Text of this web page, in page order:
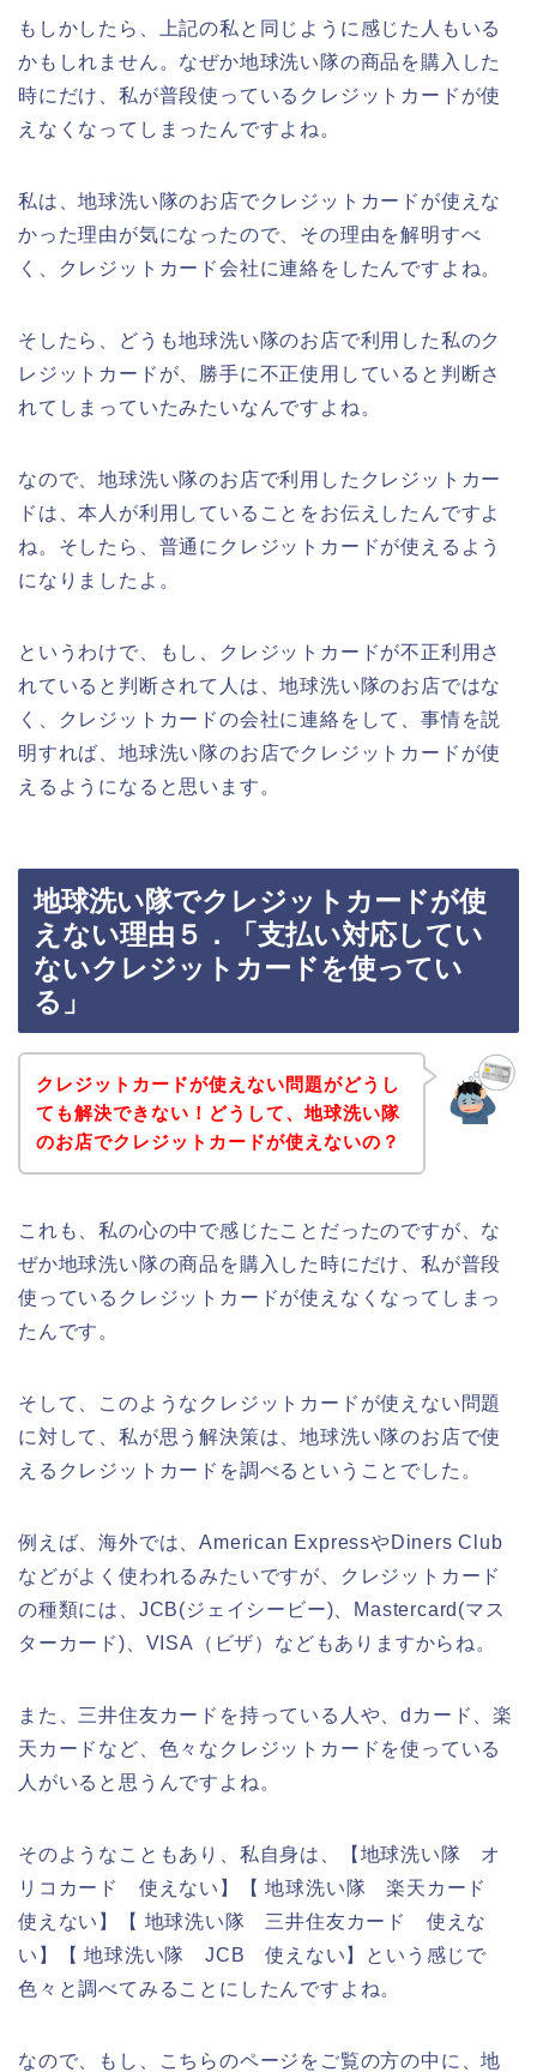
もしかしたら、上記の私と同じように感じた人もいる
かもしれません。なぜか地球洗い隊の商品を購入した
時にだけ、私が普段使っているクレジットカードが使
えなくなってしまったんですよね。
私は、地球洗い隊のお店でクレジットカードが使えな
かった理由が気になったので、その理由を解明すべ
く、クレジットカード会社に連絡をしたんですよね。
そしたら、どうも地球洗い隊のお店で利用した私のク
レジットカードが、勝手に不正使用していると判断さ
れてしまっていたみたいなんですよね。
なので、地球洗い隊のお店で利用したクレジットカー
ドは、本人が利用していることをお伝えしたんですよ
ね。そしたら、普通にクレジットカードが使えるよう
になりましたよ。
というわけで、もし、クレジットカードが不正利用さ
れていると判断されて人は、地球洗い隊のお店ではな
く、クレジットカードの会社に連絡をして、事情を説
明すれば、地球洗い隊のお店でクレジットカードが使
えるようになると思います。
地球洗い隊でクレジットカードが使
えない理由５．「支払い対応してい
ないクレジットカードを使ってい
る」
クレジットカードが使えない問題がどうし
ても解決できない！どうして、地球洗い隊
のお店でクレジットカードが使えないの？
これも、私の心の中で感じたことだったのですが、な
ぜか地球洗い隊の商品を購入した時にだけ、私が普段
使っているクレジットカードが使えなくなってしまっ
たんです。
そして、このようなクレジットカードが使えない問題
に対して、私が思う解決策は、地球洗い隊のお店で使
えるクレジットカードを調べるということでした。
例えば、海外では、American ExpressやDiners Club
などがよく使われるみたいですが、クレジットカード
の種類には、JCB(ジェイシービー)、Mastercard(マス
ターカード)、VISA（ビザ）などもありますからね。
また、三井住友カードを持っている人や、dカード、楽
天カードなど、色々なクレジットカードを使っている
人がいると思うんですよね。
そのようなこともあり、私自身は、【地球洗い隊 オ
リコカード 使えない】【 地球洗い隊 楽天カード
使えない】【 地球洗い隊 三井住友カード 使えな
い】【 地球洗い隊 JCB 使えない】という感じで
色々と調べてみることにしたんですよね。
なので、もし、こちらのページをご覧の方の中に、地